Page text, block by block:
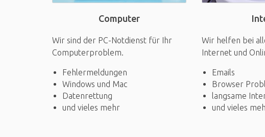
Computer
Wir sind der PC-Notdienst für Ihr
Computerproblem.
Fehlermeldungen
Windows und Mac
Datenrettung
und vieles mehr
Wir helfen bei
Internet und
Emails
Browser
langsame
und vieles